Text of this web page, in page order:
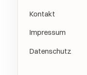
Kontakt
Impressum
Datenschutz